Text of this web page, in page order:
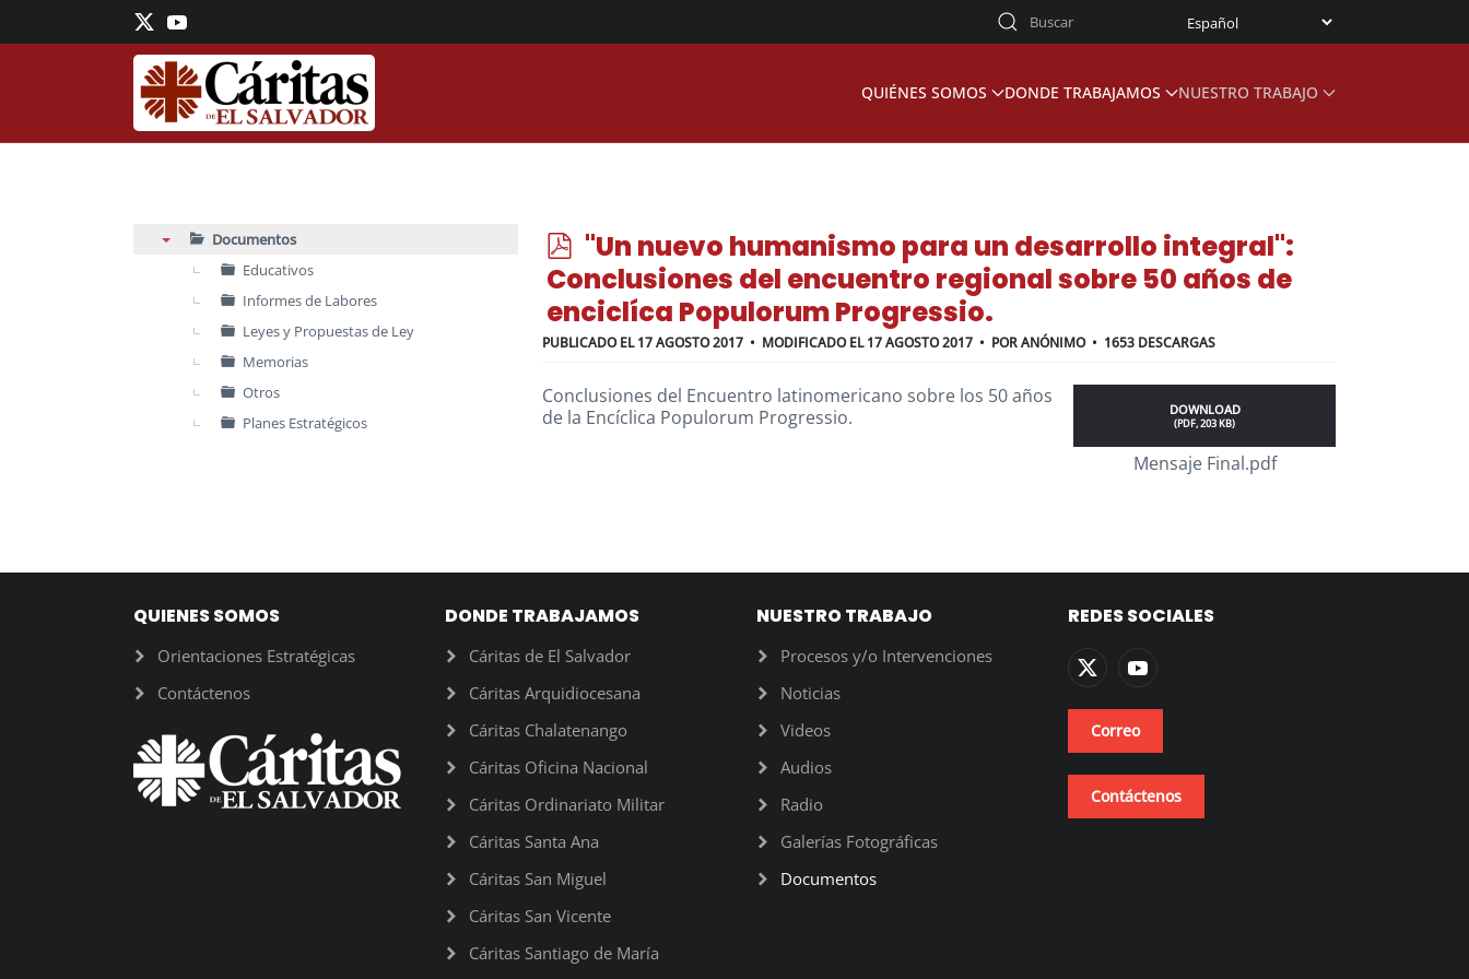
Skip to main content
QUIÉNES SOMOS DONDE TRABAJAMOS NUESTRO TRABAJO
Documentos
Educativos
Informes de Labores
Leyes y Propuestas de Ley
Memorias
Otros
Planes Estratégicos
p
d
f
"Un nuevo humanismo para un desarrollo integral":
Conclusiones del encuentro regional sobre 50 años de
enciclíca Populorum Progressio.
PUBLICADO EL 17 AGOSTO 2017 MODIFICADO EL 17 AGOSTO 2017 PORANÓNIMO 1653 DESCARGAS
DOWNLOAD
(PDF,203 KB)
Mensaje Final.pdf
Conclusiones del Encuentro latinomericano sobre los 50 años
de la Encíclica Populorum Progressio.
QUIENES SOMOS
Orientaciones Estratégicas
Contáctenos
DONDE TRABAJAMOS
Cáritas de El Salvador
Cáritas Arquidiocesana
Cáritas Chalatenango
Cáritas Oficina Nacional
Cáritas Ordinariato Militar
Cáritas Santa Ana
Cáritas San Miguel
Cáritas San Vicente
Cáritas Santiago de María
NUESTRO TRABAJO
Procesos y/o Intervenciones
Noticias
Videos
Audios
Radio
Galerías Fotográficas
Documentos
REDES SOCIALES
Correo
Contáctenos